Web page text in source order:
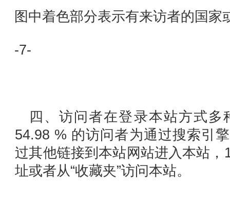
图中着色部分表示有来访者的国家
-7-
四、访问者在登录本站方式
54.98 % 的访问者为通过搜索引
过其他链接到本站网站进入本站
址或者从“收藏夹”访问本站。